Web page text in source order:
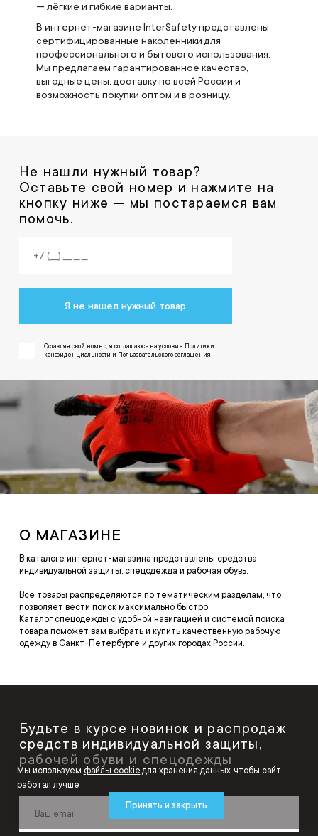
— лёгкие и гибкие варианты.
В интернет-магазине InterSafety представлены
сертифицированные наколенники для
профессионального и бытового использования.
Мы предлагаем гарантированное качество,
выгодные цены, доставку по всей России и
возможность покупки оптом и в розницу.
Не нашли нужный товар?
Оставьте свой номер и нажмите на
кнопку ниже — мы постараемся вам
помочь.
Я не нашел нужный товар
Оставляя свой номер, я соглашаюсь на условие Политики
конфиденциальности и Пользовательского соглашения
О МАГАЗИНЕ
В каталоге интернет-магазина представлены средства
индивидуальной защиты, спецодежда и рабочая обувь.
Все товары распределяются по тематическим разделам, что
позволяет вести поиск максимально быстро.
Каталог спецодежды с удобной навигацией и системой поиска
товара поможет вам выбрать и купить качественную рабочую
одежду в Санкт-Петербурге и других городах России.
Будьте в курсе новинок и распродаж
средств индивидуальной защиты,
рабочей обуви и спецодежды
Мы используем файлы cookieдля хранения данных, чтобы сайт
работал лучше
Принять и закрыть